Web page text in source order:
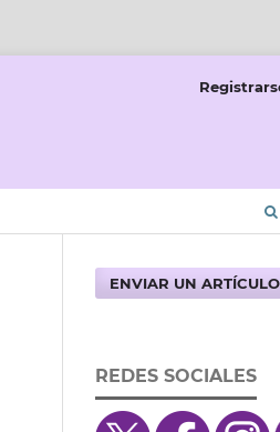
ENVIAR UN ARTÍCULO
REDES SOCIALES